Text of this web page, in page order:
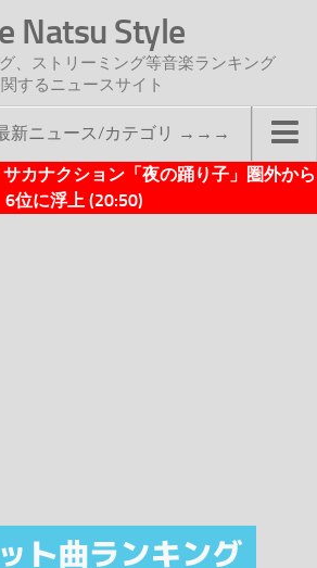
Natsu Style
、ストリーミング等音楽ランキング
するニュースサイト
新ニュース/カテゴリ →→→
週間トップソング
サカナクション「夜の踊り子」圏外から
6位に浮上 (20:50)